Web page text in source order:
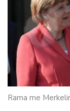
Rama me